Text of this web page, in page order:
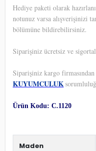
Hediye paketi olarak
notunuz varsa alışverişinizi
bölümüne bildirebilirsiniz.
Siparişiniz ücretsiz ve
Siparişiniz kargo
KUYUMCULUK
Ürün Kodu: C.1120
Maden